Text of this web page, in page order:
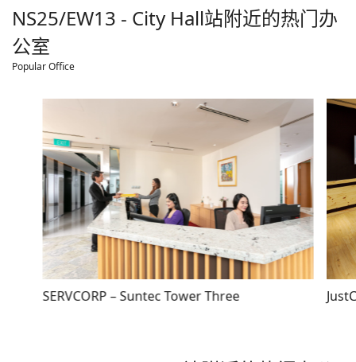
NS25/EW13 - City Hall站附近的热门办
公室
Popular Office
SERVCORP – Suntec Tower Three